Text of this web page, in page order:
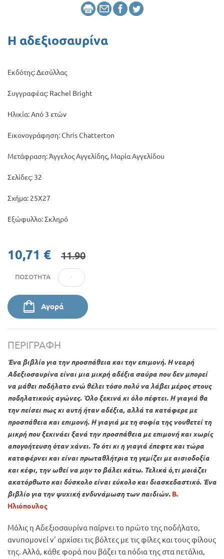
Η αδεξιοσαυρίνα
Εκδότης: Δεσύλλας
Συγγραφέας: Rachel Bright
Ηλικία: Από 3 ετών
Εικονογράφηση: Chris Chatterton
Μετάφραση: Άγγελος Αγγελίδης, Μαρία Αγγελίδου
Σελίδες: 32
Σχήμα: 25Χ27
Εξώφυλλο: Σκληρό
10,71 € 11.90
ΠΟΣΌΤΗΤΑ
Αγορά
ΠΕΡΙΓΡΑΦΉ
Ένα βιβλίο για την προσπάθεια και την επιμονή. Η νεαρή
Αδεξιοσαυρίνα είναι μια μικρή αδέξια σαύρα που δεν μπορεί
να μάθει ποδήλατο ενώ θέλει τόσο πολύ να λάβει μέρος στους
ποδηλατικούς αγώνες. Όλο ξεκινά κι όλο πέφτει. Η γιαγιά θα
την πείσει πως κι αυτή ήταν αδέξια, αλλά τα κατάφερε με
προσπάθεια και επιμονή. Η γιαγιά με τη σοφία της νουθετεί τη
μικρή που ξεκινάει ξανά την προσπάθεια με επιμονή και χωρίς
απογοήτευση όταν χάνει. Το ότι κι η γιαγιά έπεφτε και τώρα
καταφέρνει και είναι πρωταθλήτρια τη γεμίζει με αισιοδοξία
και κέφι, την ωθεί να μην το βάλει κάτω. Τελικά ό,τι μοιάζει
ακατόρθωτο και δύσκολο είναι εύκολο και διασκεδαστικό. Ένα
βιβλίο για την ψυχική ενδυνάμωση των παιδιών. Β.
Ηλιόπουλος
Μόλις η Αδεξιοσαυρίνα παίρνει το πρώτο της ποδήλατο,
ανυπομονεί ν' αρχίσει τις βόλτες με τις φίλες και τους φίλους
της. Αλλά, κάθε φορά που βάζει τα πόδια της στα πετάλια,